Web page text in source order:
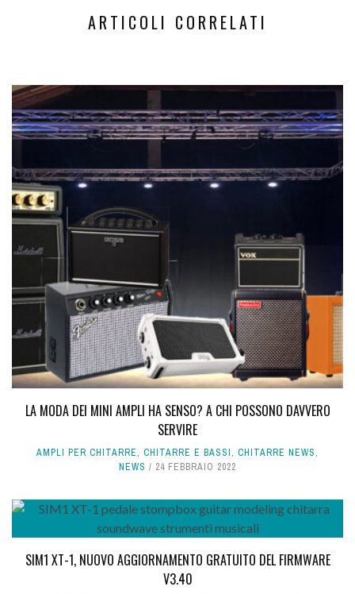
ARTICOLI CORRELATI
LA MODA DEI MINI AMPLI HA SENSO? A CHI POSSONO DAVVERO
SERVIRE
AMPLI PER CHITARRE, CHITARRE E BASSI, CHITARRE NEWS,
NEWS
24 FEBBRAIO 2022
SIM1 XT-1, NUOVO AGGIORNAMENTO GRATUITO DEL FIRMWARE
V3.40